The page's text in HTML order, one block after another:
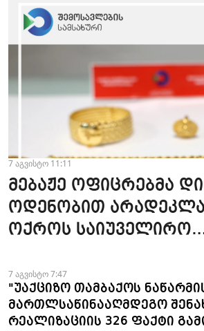
7 აგვისტო 11:11
მებაჟე ოფიცრებმა
ოდენობით
ოქროს საიუველირო
ფაქტები აღკვეთეს
7 აგვისტო 7:47
"უაქციზო თამბაქოს
მართლსაწინააღმდეგო
რეალიზაციის 326 ფაქტი